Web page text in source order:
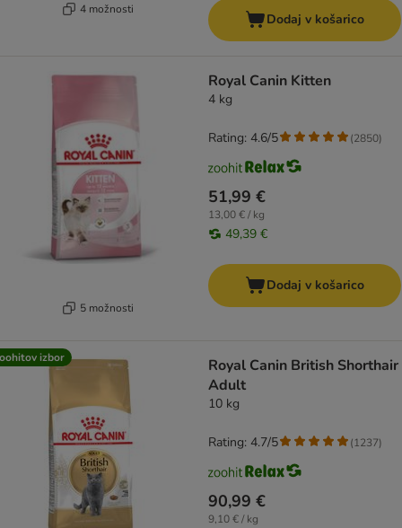
4 možnosti
Dodaj v košarico
5 možnosti
Royal Canin Kitten
4 kg
51,99 €
13,00 € / kg
49,39 €
Rating: 4.6/5 (2850)
Dodaj v košarico
izbor
Royal Canin British Shorthair
Adult
10 kg
90,99 €
9,10 € / kg
Rating: 4.7/5 (1237)